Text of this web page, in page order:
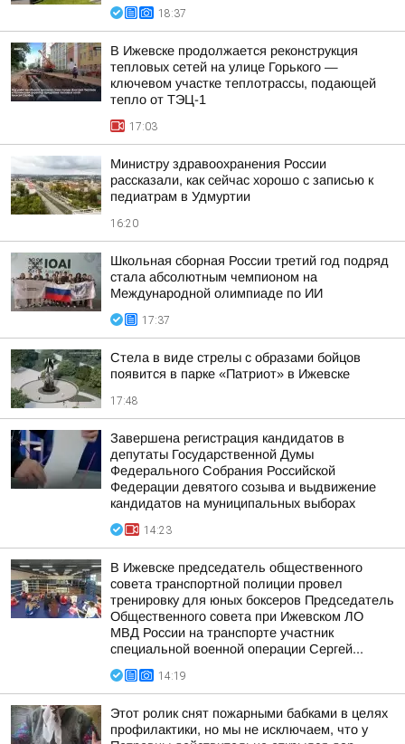
18:37
В Ижевске продолжается реконструкция
тепловых сетей на улице Горького —
ключевом участке теплотрассы, подающей
тепло от ТЭЦ-1
17:03
Министру здравоохранения России
рассказали, как сейчас хорошо с записью к
педиатрам в Удмуртии
16:20
Школьная сборная России третий год подряд
стала абсолютным чемпионом на
Международной олимпиаде по ИИ
17:37
Стела в виде стрелы с образами бойцов
появится в парке «Патриот» в Ижевске
17:48
Завершена регистрация кандидатов в
депутаты Государственной Думы
Федерального Собрания Российской
Федерации девятого созыва и выдвижение
кандидатов на муниципальных выборах
14:23
В Ижевске председатель общественного
совета транспортной полиции провел
тренировку для юных боксеров Председатель
Общественного совета при Ижевском ЛО
МВД России на транспорте участник
специальной военной операции Сергей...
14:19
Этот ролик снят пожарными бабками в целях
профилактики, но мы не исключаем, что у